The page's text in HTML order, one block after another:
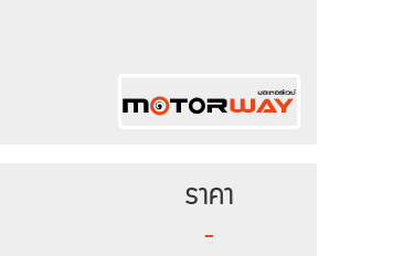
ราคา
-